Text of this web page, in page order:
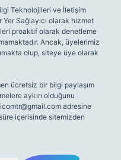
Teknolojileri ve İletişim
Yer Sağlayıcı olarak hizmet
proaktif olarak denetleme
Ancak, üyelerimiz
olup, siteye üye olarak
ücretsiz bir bilgi paylaşım
aykırı olduğunu
adresine
içerisinde sitemizden